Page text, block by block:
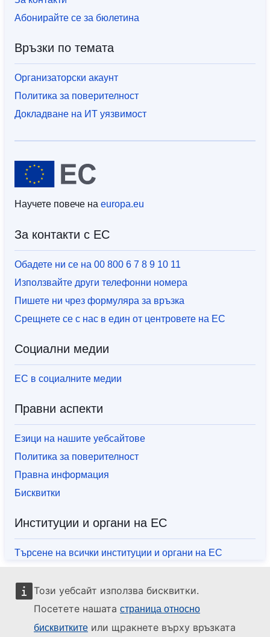
Този уебсайт използва бисквитки.
Посетете нашата страница относно
бисквитките или щракнете върху връзката
Абонирайте се за бюлетина
Връзки по темата
Организаторски акаунт
Политика за поверителност
Докладване на ИТ уязвимост
Научете повече на europa.eu
За контакти с ЕС
Обадете ни се на 00 800 6 7 8 9 10 11
Използвайте други телефонни номера
Пишете ни чрез формуляра за връзка
Срещнете се с нас в един от центровете на ЕС
Социални медии
ЕС в социалните медии
Правни аспекти
Езици на нашите уебсайтове
Политика за поверителност
Правна информация
Бисквитки
Институции и органи на ЕС
Търсене на всички институции и органи на ЕС